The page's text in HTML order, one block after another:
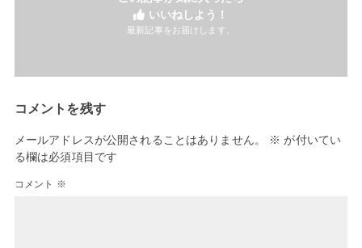
いいねしよう！
最新記事をお届けします。
コメントを残す
メールアドレスが公開されることはありません。 ※ が付いてい
る欄は必須項目です
コメント ※